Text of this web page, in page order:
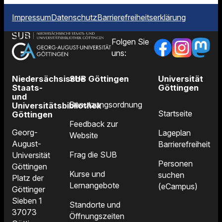
ImpressumDatenschutzBarrierefreiheitserklärung
Folgen Sie
uns:
Niedersächsische
Staats-
und
Universitätsbibliothek
Göttingen
Georg-
August-
Universität
Göttingen
Platz der
Göttinger
Sieben 1
37073
SUB Göttingen
Benutzungsordnung
Feedback zur
Website
Frag die SUB
Kurse und
Lernangebote
Standorte und
Öffnungszeiten
Universität
Göttingen
Startseite
Lageplan
Barrierefreiheit
Personen
suchen
(eCampus)